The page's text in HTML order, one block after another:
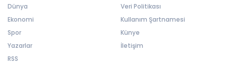
Dünya
Ekonomi
Spor
Yazarlar
RSS
Veri Politikası
Kullanım Şartnamesi
Künye
İletişim